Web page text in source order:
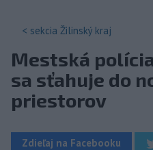
< sekcia Žilinský kraj
Mestská
sa sťahuje do
priestorov
Zdieľaj na Facebooku